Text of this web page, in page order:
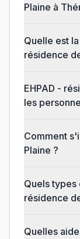
Plaine à
Quelle est
résidence
EHPAD -
les
Comment
Plaine ?
Quels types
résidence
Quelles